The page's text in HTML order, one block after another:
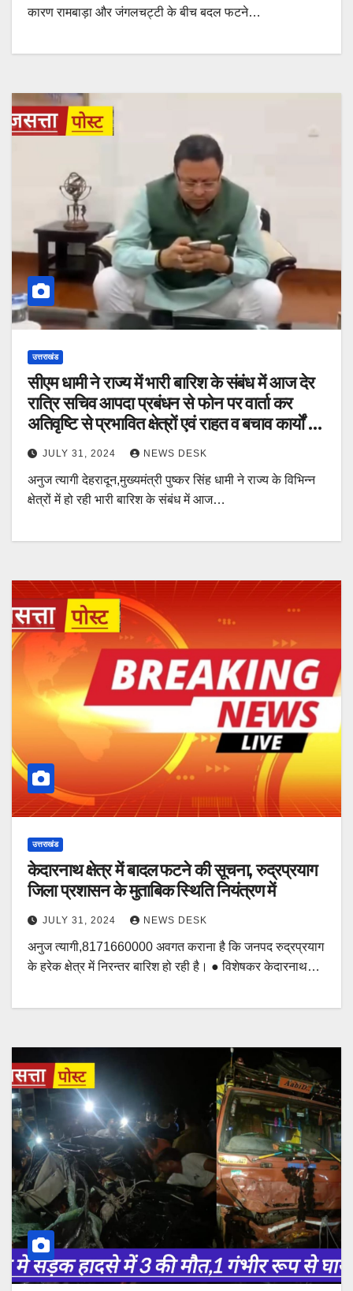
कारण रामबाड़ा और जंगलचट्टी के बीच बदल फटने…
उत्तराखंड
सीएम धामी ने राज्य में भारी बारिश के संबंध में आज देर
रात्रि सचिव आपदा प्रबंधन से फोन पर वार्ता कर
अतिवृष्टि से प्रभावित क्षेत्रों एवं राहत व बचाव कार्यों की
जानकारी प्राप्त की
JULY 31, 2024 NEWS DESK
अनुज त्यागी देहरादून,मुख्यमंत्री पुष्कर सिंह धामी ने राज्य के विभिन्न
क्षेत्रों में हो रही भारी बारिश के संबंध में आज…
उत्तराखंड
केदारनाथ क्षेत्र में बादल फटने की सूचना, रुद्रप्रयाग
जिला प्रशासन के मुताबिक स्थिति नियंत्रण में
JULY 31, 2024 NEWS DESK
अनुज त्यागी,8171660000 अवगत कराना है कि जनपद रुद्रप्रयाग
के हरेक क्षेत्र में निरन्तर बारिश हो रही है। ● विशेषकर केदारनाथ…